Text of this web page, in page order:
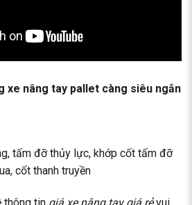
xe nâng tay pallet càng siêu ngắn
tấm đỡ thủy lực, khớp cốt tấm đỡ
cốt thanh truyền